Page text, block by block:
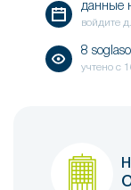
данные
войдите
8
учтено с